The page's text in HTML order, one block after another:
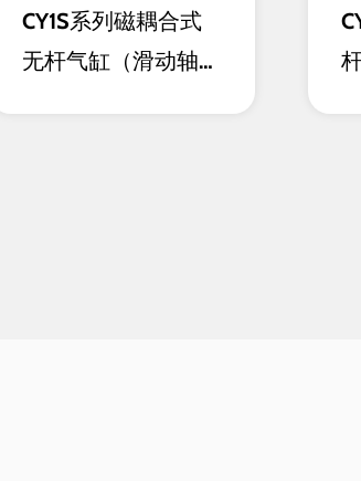
CY1S系列磁耦合式
无杆气缸（滑动轴承